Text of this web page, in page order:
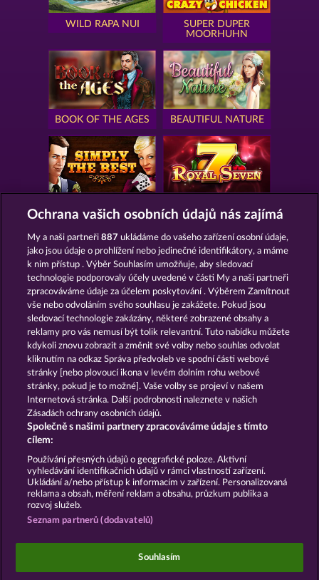
WILD RAPA NUI
SUPER DUPER
MOORHUHN
BOOK OF THE AGES BEAUTIFUL NATURE
GOLDEN EI OF
MOORHUHN
FOREVER
DIAMONDS
Zobrazit všechny hry
Podmínky Prohlášení o ochraně údajů
Kontakt Společnost Časté dotazy
Facebook
Podat Žádost o Odstoupení
Sociální kasinové hry jsou určeny výhradně k
zábavním účelům a nemají vůbec žádný vliv na
Ochrana vašich osobních údajů nás zajímá
My a naši partneři887 ukládáme do vašeho zařízení osobní údaje,
jako jsou údaje o prohlížení nebo jedinečné identifikátory, a máme
k nim přístup . Výběr Souhlasím umožňuje, aby sledovací
technologie podporovaly účely uvedené v části My a naši partneři
zpracováváme údaje za účelem poskytování . Výběrem Zamítnout
vše nebo odvoláním svého souhlasu je zakážete. Pokud jsou
sledovací technologie zakázány, některé zobrazené obsahy a
reklamy pro vás nemusí být tolik relevantní. Tuto nabídku můžete
kdykoli znovu zobrazit a změnit své volby nebo souhlas odvolat
kliknutím na odkaz Správa předvoleb ve spodní části webové
stránky [nebo plovoucí ikona v levém dolním rohu webové
stránky, pokud je to možné]. Vaše volby se projeví v našem
Internetová stránka. Další podrobnosti naleznete v našich
Zásadách ochrany osobních údajů.
Společně s našimi partnery zpracováváme údaje s tímto
cílem:
Používání přesných údajů o geografické poloze. Aktivní
vyhledávání identifikačních údajů v rámci vlastností zařízení.
Ukládání a/nebo přístup k informacím v zařízení. Personalizovaná
reklama a obsah, měření reklam a obsahu, průzkum publika a
rozvoj služeb.
Seznam partnerů (dodavatelů)
Souhlasím